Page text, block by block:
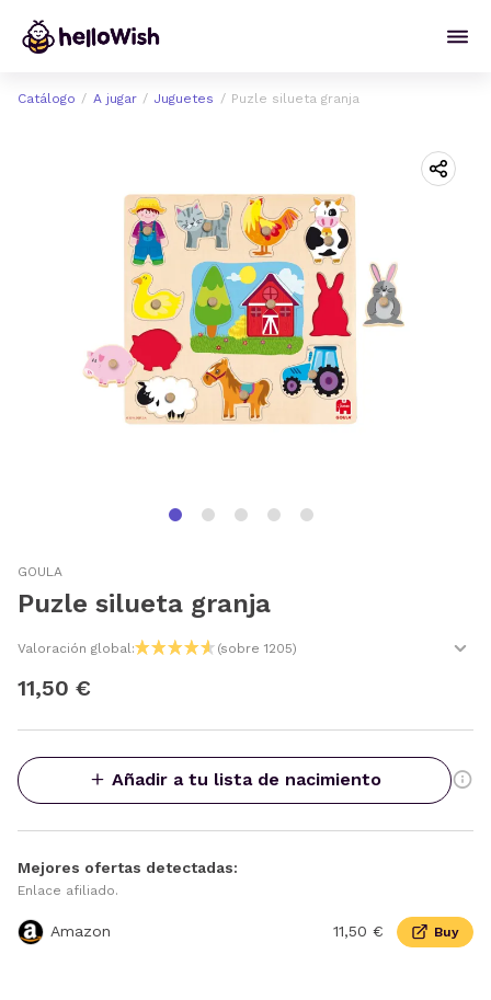
Catálogo A jugar Juguetes Puzle silueta granja
GOULA
Puzle silueta granja
Valoración global: (sobre 1205)
11,50 €
Añadir a tu lista de nacimiento
Mejores ofertas detectadas:
Enlace afiliado.
Amazon 11,50 € Buy